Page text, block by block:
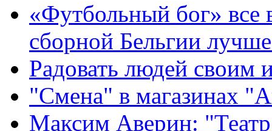
«Футбольный бог» все
сборной Бельгии
Радовать людей своим
"Смена" в магазинах
Максим Аверин: